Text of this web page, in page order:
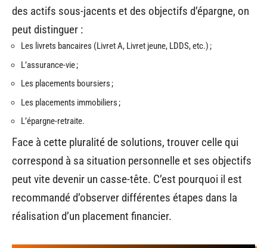
des actifs sous-jacents et des objectifs d’épargne, on
peut distinguer :
Les livrets bancaires (Livret A, Livret jeune, LDDS, etc.) ;
L’assurance-vie ;
Les placements boursiers ;
Les placements immobiliers ;
L’épargne-retraite.
Face à cette pluralité de solutions, trouver celle qui
correspond à sa situation personnelle et ses objectifs
peut vite devenir un casse-tête. C’est pourquoi il est
recommandé d’observer différentes étapes dans la
réalisation d’un placement financier.